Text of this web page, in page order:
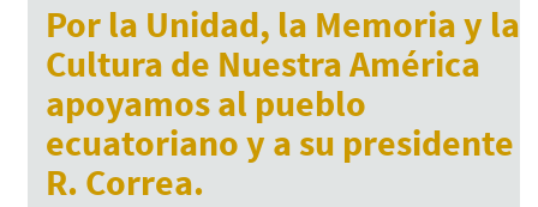
Por la Unidad, la Memoria y la
Cultura de Nuestra América
apoyamos al pueblo
ecuatoriano y a su presidente
R. Correa.